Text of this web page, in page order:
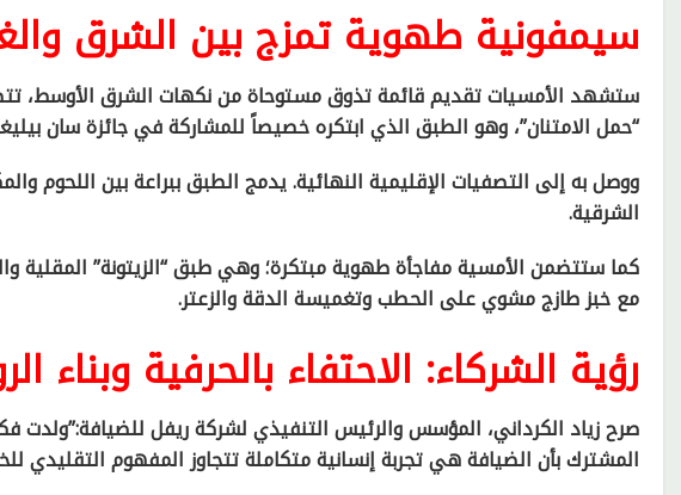
سيمفونية طهوية تمزج بين الشرق
ستشهد الأمسيات تقديم قائمة تذوق مستوحاة من نكهات الشرق الأوسط،
“حمل الامتنان”، وهو الطبق الذي ابتكره خصيصاً للمشاركة في جائزة سان
ووصل به إلى التصفيات الإقليمية النهائية. يدمج الطبق ببراعة بين اللحوم
الشرقية.
كما ستتضمن الأمسية مفاجأة طهوية مبتكرة؛ وهي طبق “الزيتونة” المقلية
مع خبز طازج مشوي على الحطب وتغميسة الدقة والزعتر.
رؤية الشركاء: الاحتفاء بالحرفية وبناء
صرح زياد الكرداني، المؤسس والرئيس التنفيذي لشركة ريفل للضيافة:”ولدت
المشترك بأن الضيافة هي تجربة إنسانية متكاملة تتجاوز المفهوم التقليدي